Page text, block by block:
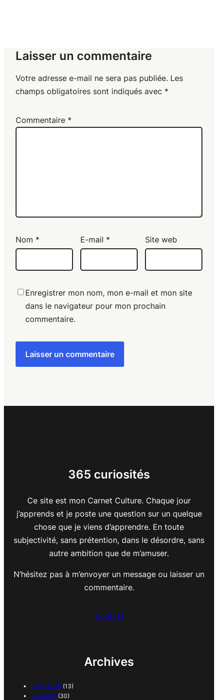
Laisser un commentaire
Votre adresse e-mail ne sera pas publiée. Les
champs obligatoires sont indiqués avec *
Commentaire *
Nom * E-mail * Site web
Enregistrer mon nom, mon e-mail et mon site
dans le navigateur pour mon prochain
commentaire.
365 curiosités
Ce site est mon Carnet Culture. Chaque jour
j’apprends et je poste une question sur un quelque
chose que je viens d’apprendre. En toute
subjectivité, sans prétention, dans le désordre, sans
autre ambition que de m’amuser.
N’hésitez pas à m’envoyer un message ou laisser un
commentaire.
Contact
Archives
juillet 2026 (13)
juin 2026 (30)